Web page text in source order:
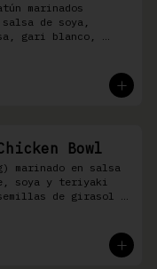
marinados
de soya,
gari blanco,
Bowl
marinado en salsa
soya y teriyaki
de girasol y